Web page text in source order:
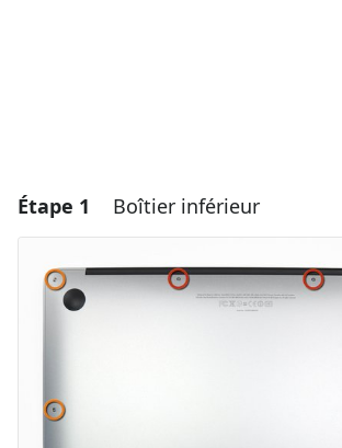
Étape 1 Boîtier inférieur